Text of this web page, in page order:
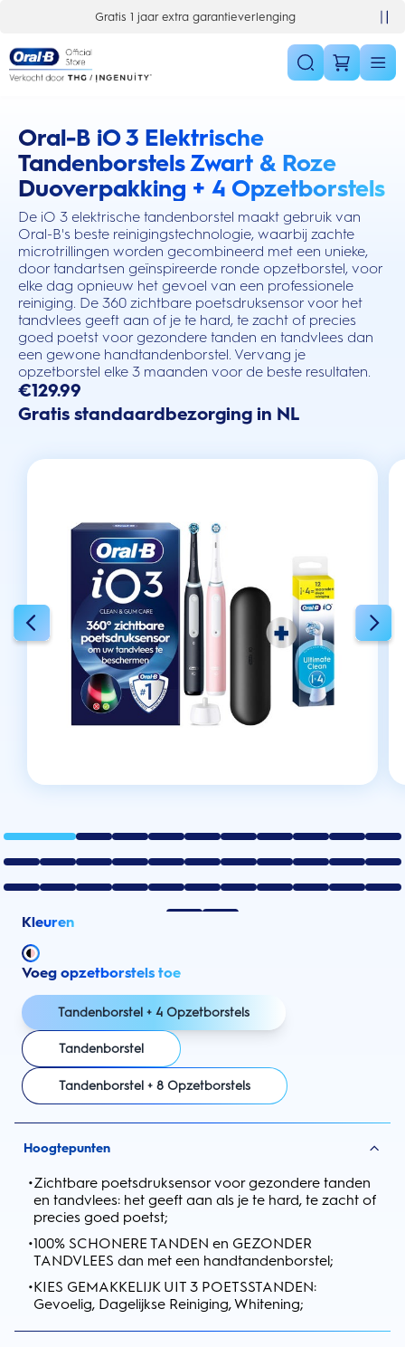
Gratis 1 jaar extra garantieverlenging
Oral-B iO 3 Elektrische
Tandenborstels Zwart & Roze
Duoverpakking + 4 Opzetborstels
De iO 3 elektrische tandenborstel maakt gebruik van
Oral-B's beste reinigingstechnologie, waarbij zachte
microtrillingen worden gecombineerd met een unieke,
door tandartsen geïnspireerde ronde opzetborstel, voor
elke dag opnieuw het gevoel van een professionele
reiniging. De 360 zichtbare poetsdruksensor voor het
tandvlees geeft aan of je te hard, te zacht of precies
goed poetst voor gezondere tanden en tandvlees dan
een gewone handtandenborstel. Vervang je
opzetborstel elke 3 maanden voor de beste resultaten.
this action will scroll you to the reviews section
€129.99
Gratis standaardbezorging in NL
Kleuren
Voeg opzetborstels toe
Tandenborstel + 4 Opzetborstels
Tandenborstel
Tandenborstel + 8 Opzetborstels
Hoogtepunten
•Zichtbare poetsdruksensor voor gezondere tanden
en tandvlees: het geeft aan als je te hard, te zacht of
precies goed poetst;
•100% SCHONERE TANDEN en GEZONDER
TANDVLEES dan met een handtandenborstel;
•KIES GEMAKKELIJK UIT 3 POETSSTANDEN:
Gevoelig, Dagelijkse Reiniging, Whitening;